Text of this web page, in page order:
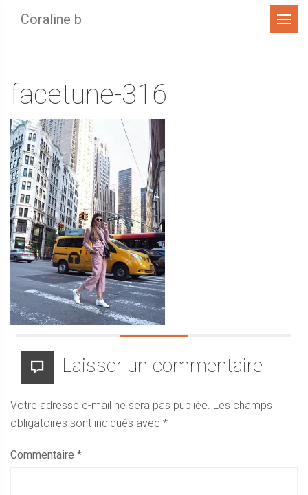
Coraline b Menu
facetune-316
Laisser un commentaire
Votre adresse e-mail ne sera pas publiée. Les champs
obligatoires sont indiqués avec *
Commentaire *